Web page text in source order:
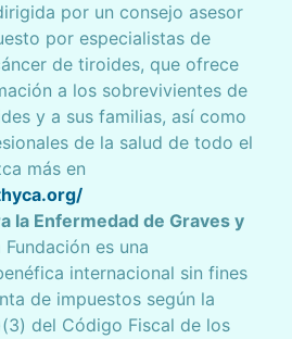
por un consejo asesor
por especialistas de
de tiroides, que ofrece
a los sobrevivientes de
y a sus familias, así como
de la salud de todo el
más en
la Enfermedad de Graves y
Fundación es una
internacional sin fines
de impuestos según la
del Código Fiscal de los